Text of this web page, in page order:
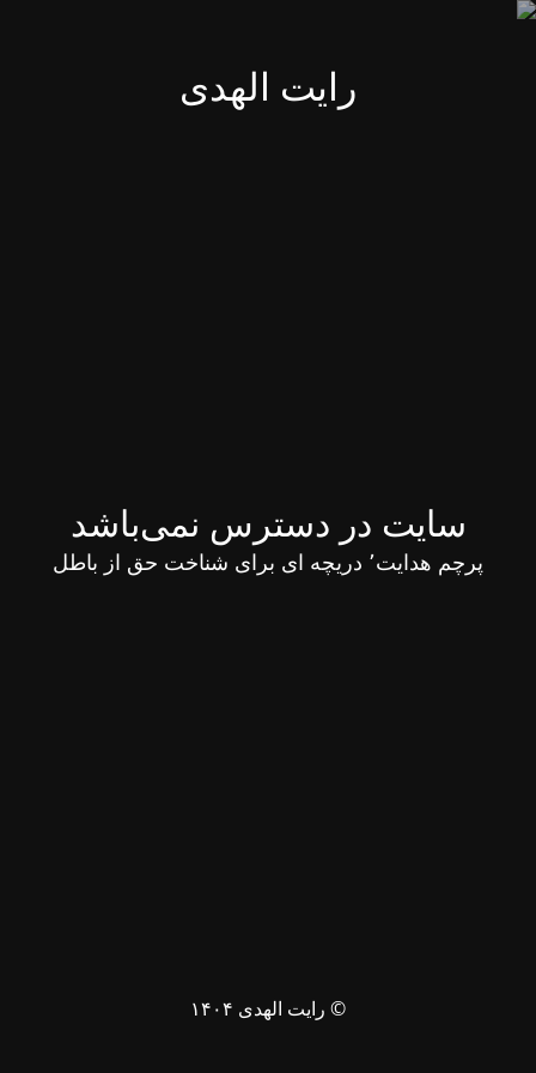
رایت الهدی
سایت در دسترس نمی‌باشد
پرچم هدایت٬ دریچه ای برای شناخت حق از باطل
© رایت الهدی ۱۴۰۴